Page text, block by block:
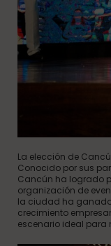
La elección de
Conocido por sus
Cancún ha logrado
organización de
la ciudad ha
crecimiento
escenario ideal para